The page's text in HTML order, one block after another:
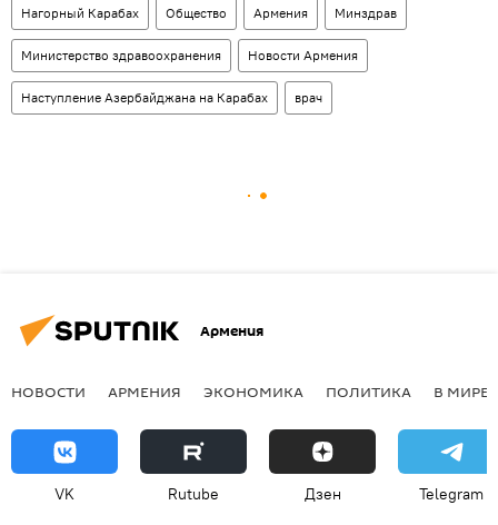
Нагорный Карабах Общество Армения Минздрав
Министерство здравоохранения Новости Армения
Наступление Азербайджана на Карабах врач
Армения
НОВОСТИ АРМЕНИЯ ЭКОНОМИКА ПОЛИТИКА В МИРЕ
VK Rutube Дзен Telegram